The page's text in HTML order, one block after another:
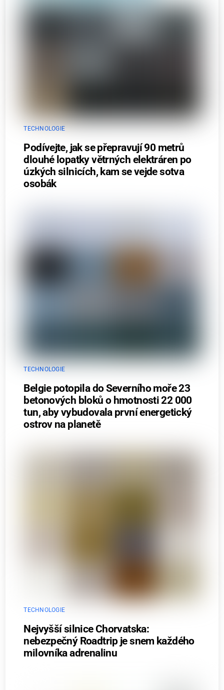
TECHNOLOGIE
Podívejte, jak se přepravují 90 metrů
dlouhé lopatky větrných elektráren po
úzkých silnicích, kam se vejde sotva
osobák
TECHNOLOGIE
Belgie potopila do Severního moře 23
betonových bloků o hmotnosti 22 000
tun, aby vybudovala první energetický
ostrov na planetě
TECHNOLOGIE
Nejvyšší silnice Chorvatska:
nebezpečný Roadtrip je snem každého
milovníka adrenalinu